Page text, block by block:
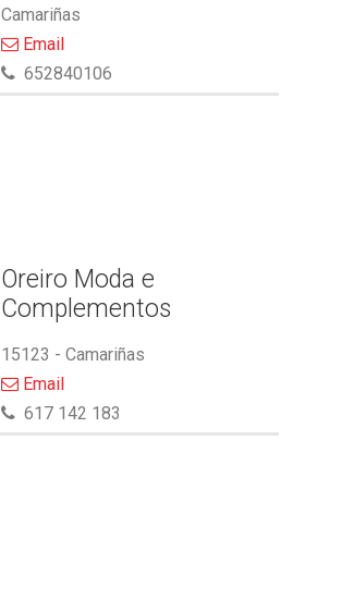
Camariñas
Email
652840106
Oreiro Moda e
Complementos
15123 - Camariñas
Email
617 142 183